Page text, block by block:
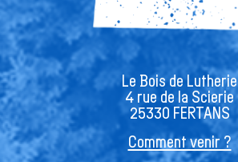
Le Bois de Lutherie
4 rue de la Scierie
25330 FERTANS
Comment venir ?